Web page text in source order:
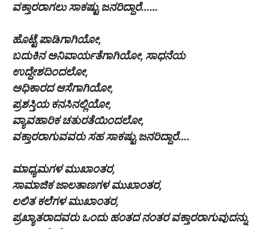
ವಕ್ತಾರರಾಗಲು ಸಾಕಷ್ಟು ಜನರಿದ್ದಾರೆ……
ಹೊಟ್ಟೆ ಪಾಡಿಗಾಗಿಯೋ,
ಬದುಕಿನ ಅನಿವಾರ್ಯತೆಗಾಗಿಯೋ, ಸಾಧನೆಯ
ಉದ್ದೇಶದಿಂದಲೋ,
ಅಧಿಕಾರದ ಆಸೆಗಾಗಿಯೋ,
ಪ್ರಶಸ್ತಿಯ ಕನಸಿನಲ್ಲಿಯೋ,
ವ್ಯಾವಹಾರಿಕ ಚತುರತೆಯಿಂದಲೋ,
ವಕ್ತಾರರಾಗುವವರು ಸಹ ಸಾಕಷ್ಟು ಜನರಿದ್ದಾರೆ….
ಮಾಧ್ಯಮಗಳ ಮುಖಾಂತರ,
ಸಾಮಾಜಿಕ ಜಾಲತಾಣಗಳ ಮುಖಾಂತರ,
ಲಲಿತ ಕಲೆಗಳ ಮುಖಾಂತರ,
ಪ್ರಖ್ಯಾತರಾದವರು ಒಂದು ಹಂತದ ನಂತರ ವಕ್ತಾರರಾಗುವುದನ್ನು